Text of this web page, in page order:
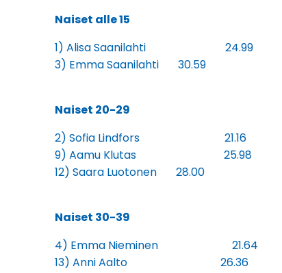
Naiset alle 15
1) Alisa Saanilahti 24.99
3) Emma Saanilahti 30.59
Naiset 20-29
2) Sofia Lindfors 21.16
9) Aamu Klutas 25.98
12) Saara Luotonen 28.00
Naiset 30-39
4) Emma Nieminen 21.64
13) Anni Aalto 26.36